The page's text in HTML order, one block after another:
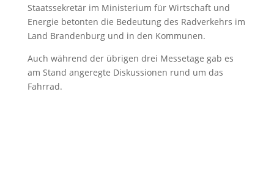
Staatssekretär im Ministerium für Wirtschaft und
Energie betonten die Bedeutung des Radverkehrs im
Land Brandenburg und in den Kommunen.
Auch während der übrigen drei Messetage gab es
am Stand angeregte Diskussionen rund um das
Fahrrad.